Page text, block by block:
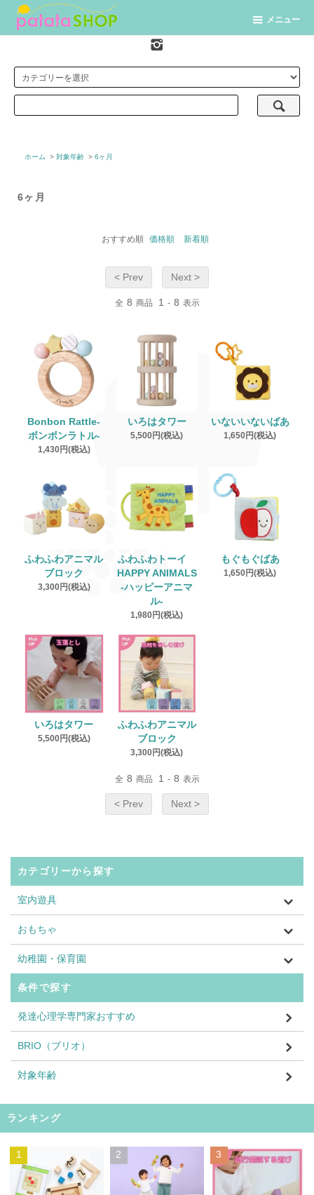
メニュー
ホーム > 対象年齢 > 6ヶ月
6ヶ月
おすすめ順 価格順 新着順
< Prev Next >
全 8 商品 1 - 8 表示
Bonbon Rattle‐
ボンボンラトル‐
1,430円(税込)
いろはタワー
5,500円(税込)
いないいないばあ
1,650円(税込)
ふわふわアニマル
ブロック
3,300円(税込)
ふわふわトーイ
HAPPY ANIMALS
‐ハッピーアニマ
ル‐
1,980円(税込)
もぐもぐばあ
1,650円(税込)
いろはタワー
5,500円(税込)
ふわふわアニマル
ブロック
3,300円(税込)
全 8 商品 1 - 8 表示
< Prev Next >
カテゴリーから探す
室内遊具
おもちゃ
幼稚園・保育園
条件で探す
発達心理学専門家おすすめ
BRIO（ブリオ）
対象年齢
ランキング
1 2 3